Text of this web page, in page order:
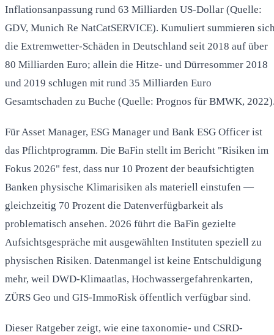
Inflationsanpassung rund 63 Milliarden US-Dollar (Quelle:
GDV, Munich Re NatCatSERVICE). Kumuliert summieren
die Extremwetter-Schäden in Deutschland seit 2018 auf über
80 Milliarden Euro; allein die Hitze- und Dürresommer 2018
und 2019 schlugen mit rund 35 Milliarden Euro
Gesamtschaden zu Buche (Quelle: Prognos für BMWK,
Für Asset Manager, ESG Manager und Bank ESG Officer ist
das Pflichtprogramm. Die BaFin stellt im Bericht "Risiken im
Fokus 2026" fest, dass nur 10 Prozent der beaufsichtigten
Banken physische Klimarisiken als materiell einstufen —
gleichzeitig 70 Prozent die Datenverfügbarkeit als
problematisch ansehen. 2026 führt die BaFin gezielte
Aufsichtsgespräche mit ausgewählten Instituten speziell zu
physischen Risiken. Datenmangel ist keine Entschuldigung
mehr, weil DWD-Klimaatlas, Hochwassergefahrenkarten,
ZÜRS Geo und GIS-ImmoRisk öffentlich verfügbar sind.
Dieser Ratgeber zeigt, wie eine taxonomie- und CSRD-